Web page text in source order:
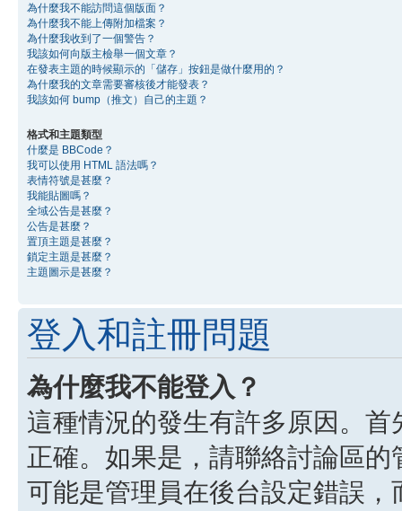
為什麼我不能訪問這個版面？
為什麼我不能上傳附加檔案？
為什麼我收到了一個警告？
我該如何向版主檢舉一個文章？
在發表主題的時候顯示的「儲存」按鈕是做什麼用的？
為什麼我的文章需要審核後才能發表？
我該如何 bump（推文）自己的主題？
格式和主題類型
什麼是 BBCode？
我可以使用 HTML 語法嗎？
表情符號是甚麼？
我能貼圖嗎？
全域公告是甚麼？
公告是甚麼？
置頂主題是甚麼？
鎖定主題是甚麼？
主題圖示是甚麼？
登入和註冊問題
為什麼我不能登入？
這種情況的發生有許多原因。
正確。如果是，請聯絡討論區
可能是管理員在後台設定錯誤